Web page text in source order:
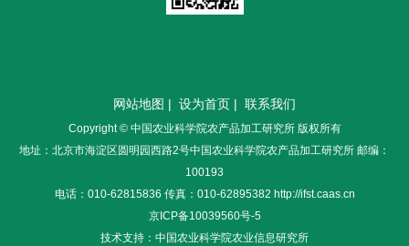
网站地图 | 设为首页 | 联系我们
Copyright © 中国农业科学院农产品加工研究所 版权所有
地址：北京市海淀区圆明园西路2号中国农业科学院农产品加工研究所 邮编：
100193
电话：010-62815836 传真：010-62895382 http://ifst.caas.cn
京ICP备10039560号-5
技术支持：中国农业科学院农业信息研究所